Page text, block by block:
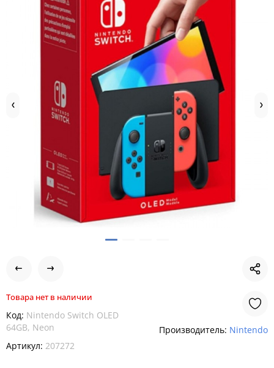
Товара нет в наличии
Код: Nintendo Switch OLED
64GB, Neon
Артикул: 207272
Производитель: Nintendo